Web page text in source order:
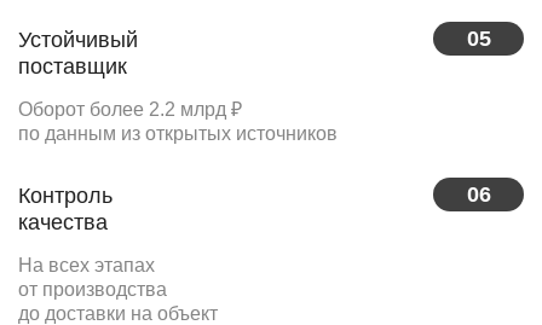
05
Устойчивый
поставщик
Оборот более 2.2 млрд ₽
по данным из открытых источников
06
Контроль
качества
На всех этапах
от производства
до доставки на объект